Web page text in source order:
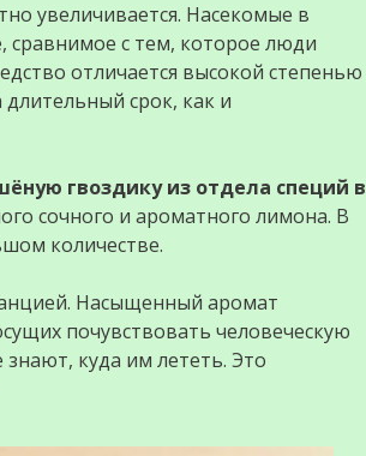
увеличивается. Насекомые в
сравнимое с тем, которое люди
отличается высокой степенью
срок, как и
гвоздику из отдела специй в
сочного и ароматного лимона. В
количестве.
Насыщенный аромат
почувствовать человеческую
куда им лететь. Это